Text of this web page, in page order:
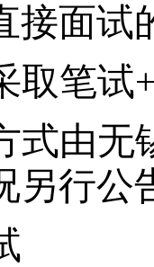
接面试
取笔试
式由无
另行公